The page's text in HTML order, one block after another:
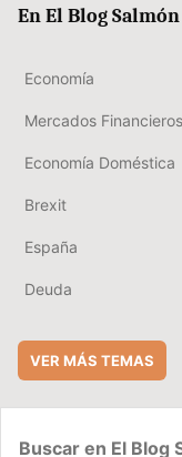
En El Blog
Economía
Mercados Financieros
Economía Doméstica
Brexit
España
Deuda
VER MÁS TEMAS